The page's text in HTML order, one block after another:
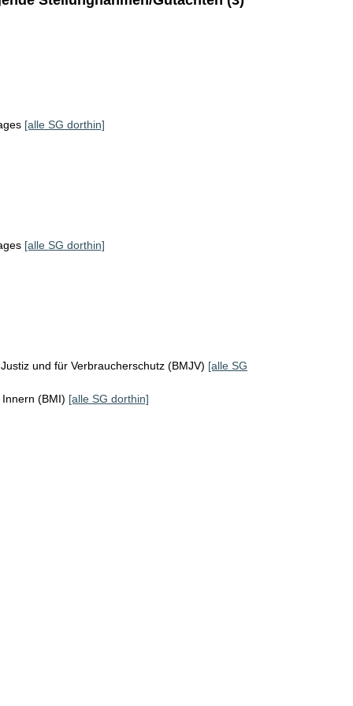
[alle SG dorthin]
[alle SG dorthin]
und für Verbraucherschutz (BMJV) [alle SG
(BMI) [alle SG dorthin]